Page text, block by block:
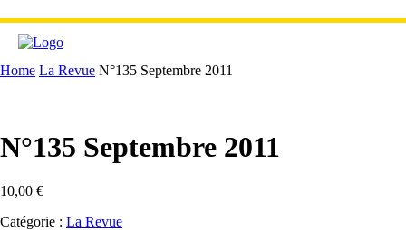
Home La Revue N°135 Septembre 2011
N°135 Septembre 2011
10,00 €
Catégorie : La Revue